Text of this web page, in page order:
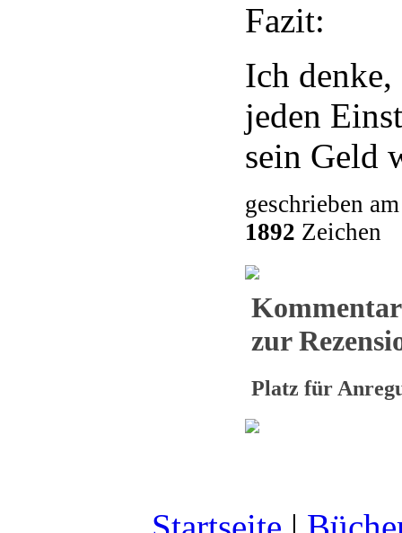
Fazit:
Ich
jeden
sein Geld
geschrieben
1892 Zeichen
zur
Platz für